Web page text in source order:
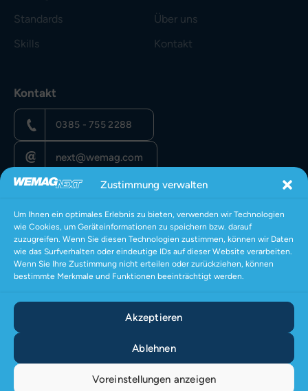
Zustimmung verwalten
Um Ihnen ein optimales Erlebnis zu bieten, verwenden wir Technologien
wie Cookies, um Geräteinformationen zu speichern bzw. darauf
zuzugreifen. Wenn Sie diesen Technologien zustimmen, können wir Daten
wie das Surfverhalten oder eindeutige IDs auf dieser Website verarbeiten.
Wenn Sie Ihre Zustimmung nicht erteilen oder zurückziehen, können
bestimmte Merkmale und Funktionen beeinträchtigt werden.
Akzeptieren
Ablehnen
Voreinstellungen anzeigen
Standards
Skills
Über uns
Kontakt
Rechtliches
Datenschutz
Impressum
Cookies
AGB
Kontakt
0385 - 755 2288
next@wemag.com